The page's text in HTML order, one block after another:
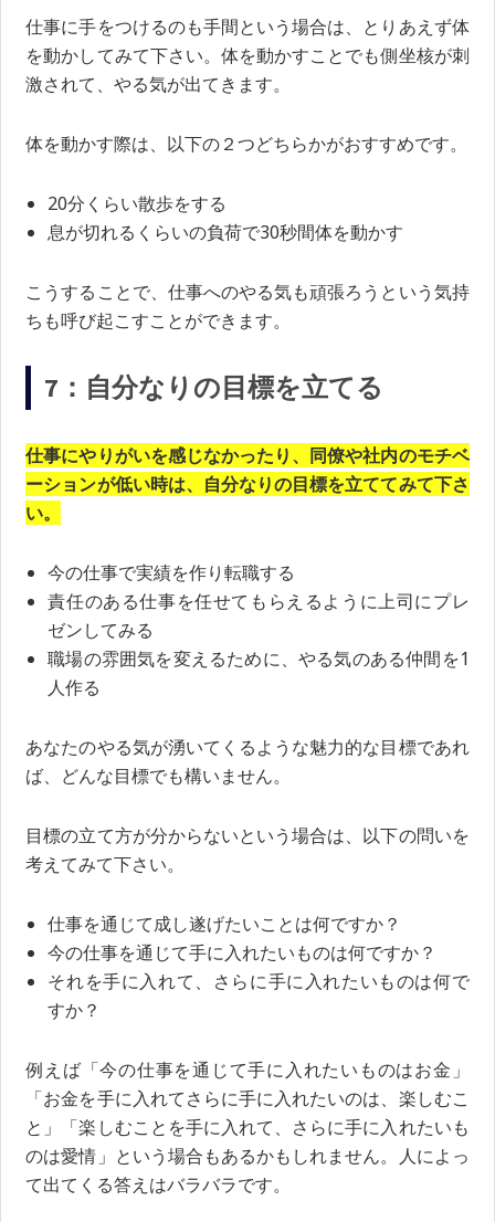
仕事に手をつけるのも手間という場合は、とりあえず体
を動かしてみて下さい。体を動かすことでも側坐核が刺
激されて、やる気が出てきます。
体を動かす際は、以下の２つどちらかがおすすめです。
20分くらい散歩をする
息が切れるくらいの負荷で30秒間体を動かす
こうすることで、仕事へのやる気も頑張ろうという気持
ちも呼び起こすことができます。
7：自分なりの目標を立てる
仕事にやりがいを感じなかったり、同僚や社内のモチベ
ーションが低い時は、自分なりの目標を立ててみて下さ
い。
今の仕事で実績を作り転職する
責任のある仕事を任せてもらえるように上司にプレ
ゼンしてみる
職場の雰囲気を変えるために、やる気のある仲間を1
人作る
あなたのやる気が湧いてくるような魅力的な目標であれ
ば、どんな目標でも構いません。
目標の立て方が分からないという場合は、以下の問いを
考えてみて下さい。
仕事を通じて成し遂げたいことは何ですか？
今の仕事を通じて手に入れたいものは何ですか？
それを手に入れて、さらに手に入れたいものは何で
すか？
例えば「今の仕事を通じて手に入れたいものはお金」
「お金を手に入れてさらに手に入れたいのは、楽しむこ
と」「楽しむことを手に入れて、さらに手に入れたいも
のは愛情」という場合もあるかもしれません。人によっ
て出てくる答えはバラバラです。